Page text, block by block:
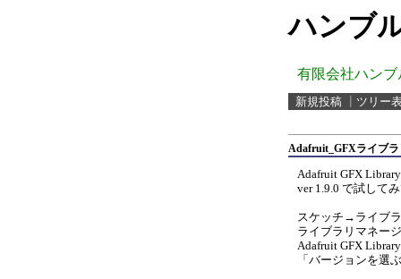
ハンブ
有限会社ハンブ
新規投稿 ツリー
Adafruit_GFXライブラ
Adafruit GFX
ver 1.9.0 で試してみ
スケッチ→ライブ
ライブラリマネー
Adafruit GFX Library
「バージョンを選